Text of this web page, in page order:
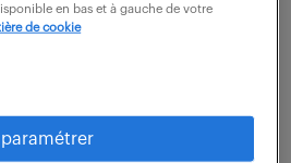
et les équipes
les logiciels de type MES,
de production exigeant et
en bas et à gauche de votre
de cookie
paramétrer